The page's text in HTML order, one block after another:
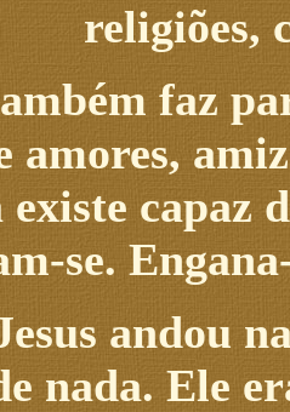
religiões,
faz
amores,
existe capaz
se.
andou
nada. Ele